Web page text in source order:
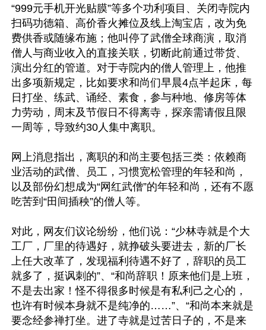
“999元手机开光贴膜”等多个功利项目、关闭寺院内
扫码功德箱、高价香火摊位及线上淘宝店，改为免
费供香或随缘布施；他叫停了武僧全球商演，取消
僧人与商业收入的直接关联，切断此前通过带货、
演出分红的管道。对于寺院内的僧人管理上，他推
出多项新规定，比如要求和尚们早晨4点半起床，每
日打坐、练武、诵经、素食，参与种地、修房等体
力劳动，周末及节假日不得离寺，探亲需请假且限
一周等，导致约30人集中离职。
网上消息指出，离职的和尚主要包括三类：依赖商
业活动的武僧、员工，习惯宽松管理的年轻和尚，
以及部份幻想成为“网红武僧”的年轻和尚，还有不愿
吃苦到“田间插秧”的僧人等。
对此，网友们议论纷纷，他们说：“少林寺就是个大
工厂，厂里的待遇好，就挣破头要进去，新的厂长
上任大改革了，发现福利待遇不好了，辞职的员工
就多了，挺讽刺的”、“和尚辞职！原来他们是上班，
不是去出家！怪不得很多时候是有私利己之心的，
也许有时候本身就不是纯净的……”、“和尚本来就是
要念经参禅打坐。进了寺就是过苦日子的，不是来